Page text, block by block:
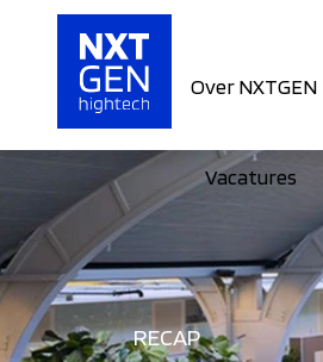
Over NXTGEN
Vacatures
RECAP